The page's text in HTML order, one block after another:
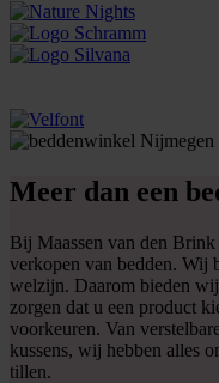
Meer dan een
Bij Maassen van den Brink
verkopen van bedden. Wij
welzijn. Daarom bieden
zorgen dat u een product
voorkeuren. Van
kussens, wij hebben alles
tillen.